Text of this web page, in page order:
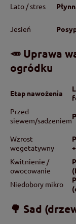
Lato / stres
Jesień
🥕 Uprawa
ogródku
Etap nawożenia
Przed
siewem/sadzeniem
Wzrost
wegetatywny
Kwitnienie /
owocowanie
Niedobory mikro
🌳 Sad